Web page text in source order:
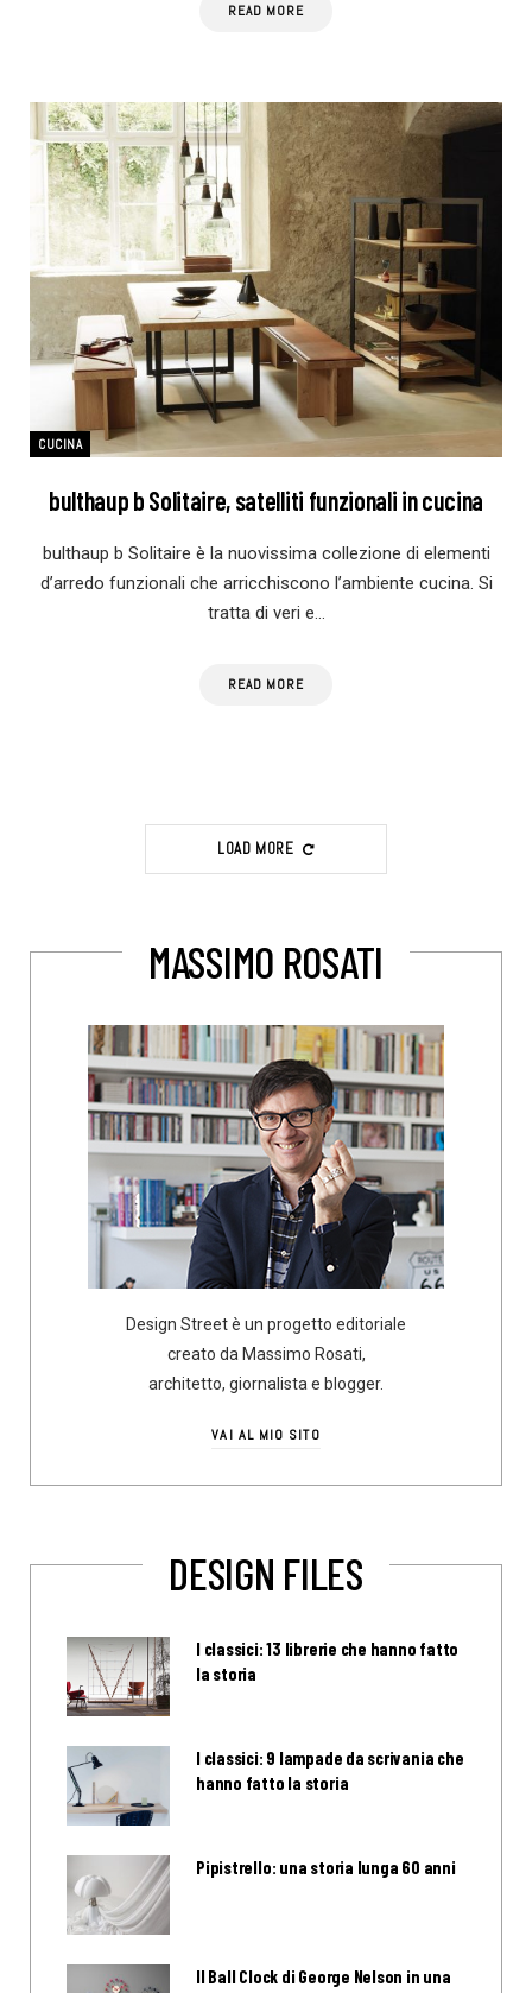
READ MORE
CUCINA
bulthaup b Solitaire, satelliti funzionali in cucina
bulthaup b Solitaire è la nuovissima collezione di elementi
d’arredo funzionali che arricchiscono l’ambiente cucina. Si
tratta di veri e…
READ MORE
LOAD MORE
MASSIMO ROSATI
Design Street è un progetto editoriale
creato da Massimo Rosati,
architetto, giornalista e blogger.
VAI AL MIO SITO
DESIGN FILES
I classici: 13 librerie che hanno fatto
la storia
I classici: 9 lampade da scrivania che
hanno fatto la storia
Pipistrello: una storia lunga 60 anni
Il Ball Clock di George Nelson in una